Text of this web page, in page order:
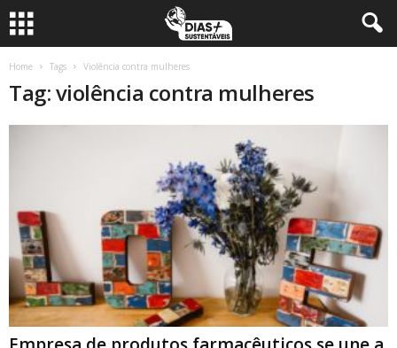
Home Tags Violência contra mulheres
Tag: violência contra mulheres